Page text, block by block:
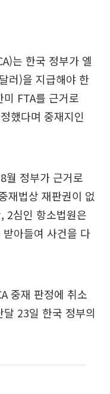
는 한국 정부가 엘
러)을 지급해야 한
FTA를 근거로
했다며 중재지인
월 정부가 근거로
재법상 재판권이 없
2심인 항소법원은
아들여 사건을 다
중재 판정에 취소
23일 한국 정부의